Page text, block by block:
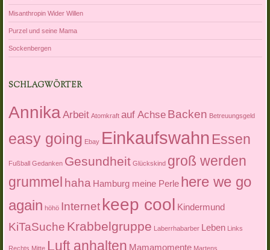
Misanthropin Wider Willen
Purzel und seine Mama
Sockenbergen
SCHLAGWÖRTER
AnnikaArbeit Atomkraft auf Achse Backen Betreuungsgeld
easy going Ebay Einkaufswahn Essen
Fußball Gedanken Gesundheit Glückskind groß werden
grummel haha Hamburg meine Perle here we go
again höhö Internet keep cool Kindermund
KiTaSuche Krabbelgruppe Laberrhabarber Leben Links
Rechts Mitte Luft anhalten Mamamomente Martens